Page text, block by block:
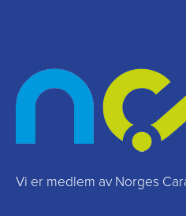
Vi er medlem av Norges